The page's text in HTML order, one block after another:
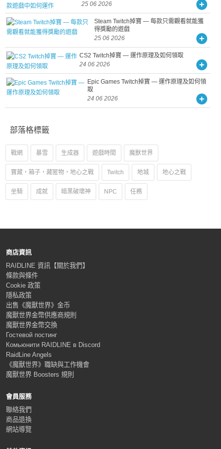
25 06 2026
Steam Twitch掉寶 — 每款只需觀看就能獲
得獎勵的遊戲
25 06 2026
CS2 Twitch掉寶 — 運作原理及如何領取
24 06 2026
Epic Games Twitch掉寶 — 運作原理及如何領
取
24 06 2026
部落格標籤
戰網 暴雪 生成器 遊戲時間 魔獸世界
寶藏，箱子，藏匿物，地心之戰 Twitch 地城 地心之戰
坐騎 成就 暗黑破壞神 NPC 任務
商店資訊
RAIDLINE 資訊【關於我們】
條款與條件
Cookie 政策
隱私政策
出售《魔獸世界》金币
魔獸世界金幣供應商規則
魔獸世界金幣交換
Гостевой постинг
Комьюнити RAIDLINE в Discord
RaidLine Angels
《魔獸世界》職缺與工作機會
魔獸世界 Boosters 規則
會員服務
聯絡我們
商品退換
網站導覽